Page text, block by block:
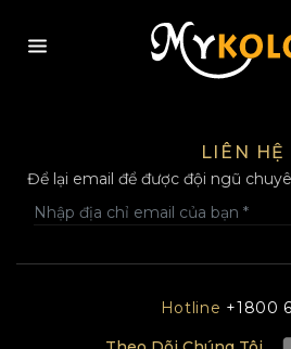
LIÊN HỆ
Để lại email để được đội ngũ
Hotline +1800